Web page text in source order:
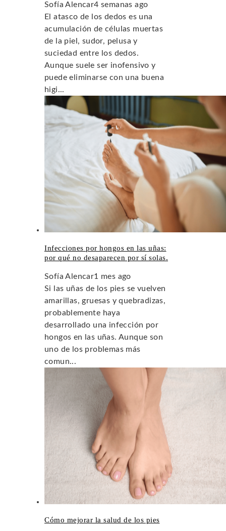
Sofía Alencar4 semanas ago
El atasco de los dedos es una
acumulación de células muertas
de la piel, sudor, pelusa y
suciedad entre los dedos.
Aunque suele ser inofensivo y
puede eliminarse con una buena
higi...
Infecciones por hongos en las uñas:
por qué no desaparecen por sí solas.
Sofía Alencar1 mes ago
Si las uñas de los pies se vuelven
amarillas, gruesas y quebradizas,
probablemente haya
desarrollado una infección por
hongos en las uñas. Aunque son
uno de los problemas más
comun...
Cómo mejorar la salud de los pies